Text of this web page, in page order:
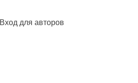
Вход для авторов